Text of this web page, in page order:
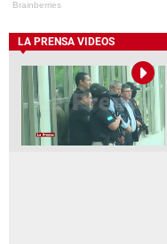
LA PRENSA VIDEOS